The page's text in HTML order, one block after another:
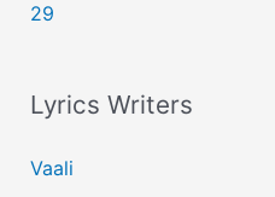
29
Lyrics Writers
Vaali